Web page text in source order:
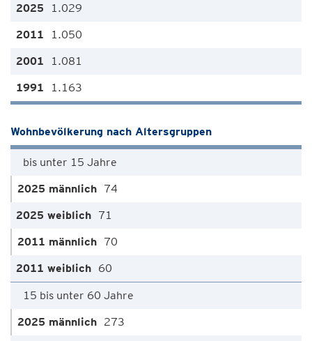
1.029
1.050
1.081
1.163
Wohnbevölkerung nach Altersgruppen
bis unter 15 Jahre
74
71
70
60
15 bis unter 60 Jahre
273